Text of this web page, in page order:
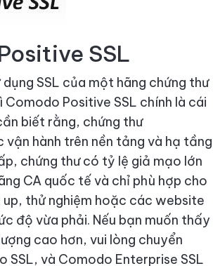
SSL
dụng SSL của một hãng chứng thư
Positive SSL chính là cái
biết rằng, chứng thư
vận hành trên nền tảng và hạ tầng
chứng thư có tỷ lệ giả mạo lớn
CA quốc tế và chỉ phù hợp cho
thử nghiệm hoặc các website
độ vừa phải. Nếu bạn muốn thấy
cao hơn, vui lòng chuyển
SSL, và Comodo Enterprise SSL